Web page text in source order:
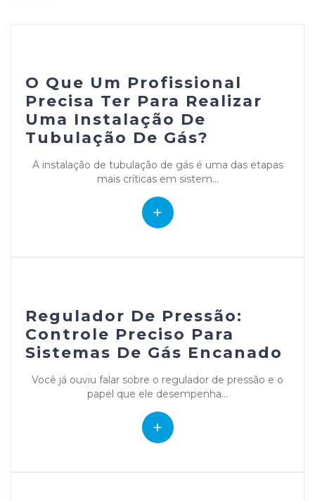
O Que Um Profissional
Precisa Ter Para Realizar
Uma Instalação De
Tubulação De Gás?
A instalação de tubulação de gás é uma das etapas
mais críticas em sistem...
+
Regulador De Pressão:
Controle Preciso Para
Sistemas De Gás Encanado
Você já ouviu falar sobre o regulador de pressão e o
papel que ele desempenha...
+